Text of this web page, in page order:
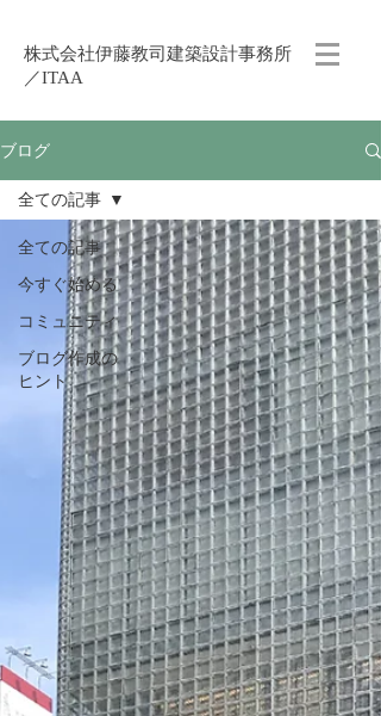
株式会社伊藤教司建築設計事務所
／ITAA
ブログ
全ての記事
今すぐ始める
コミュニティ
ブログ作成の
ヒント
全ての記事